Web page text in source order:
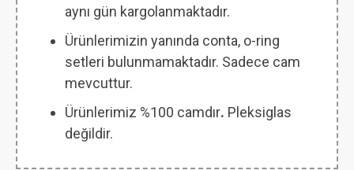
aynı gün kargolanmaktadır.
Ürünlerimizin yanında conta, o-ring
setleri bulunmamaktadır. Sadece cam
mevcuttur.
Ürünlerimiz %100 camdır. Pleksiglas
değildir.